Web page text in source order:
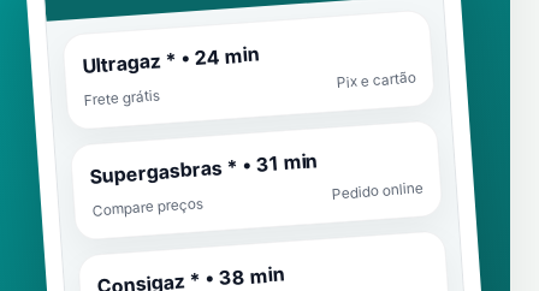
Ultragaz * • 24 min
Frete grátis
Pix e cartão
Supergasbras * • 31 min
Compare preços
Pedido online
Consigaz * • 38 min